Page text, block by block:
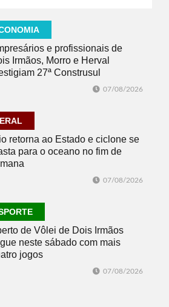
e profissionais de
Irmãos, Morro e Herval
27ª Construsul
07/08/2026
retorna ao Estado e ciclone se
para o oceano no fim de
07/08/2026
de Vôlei de Dois Irmãos
neste sábado com mais
jogos
07/08/2026